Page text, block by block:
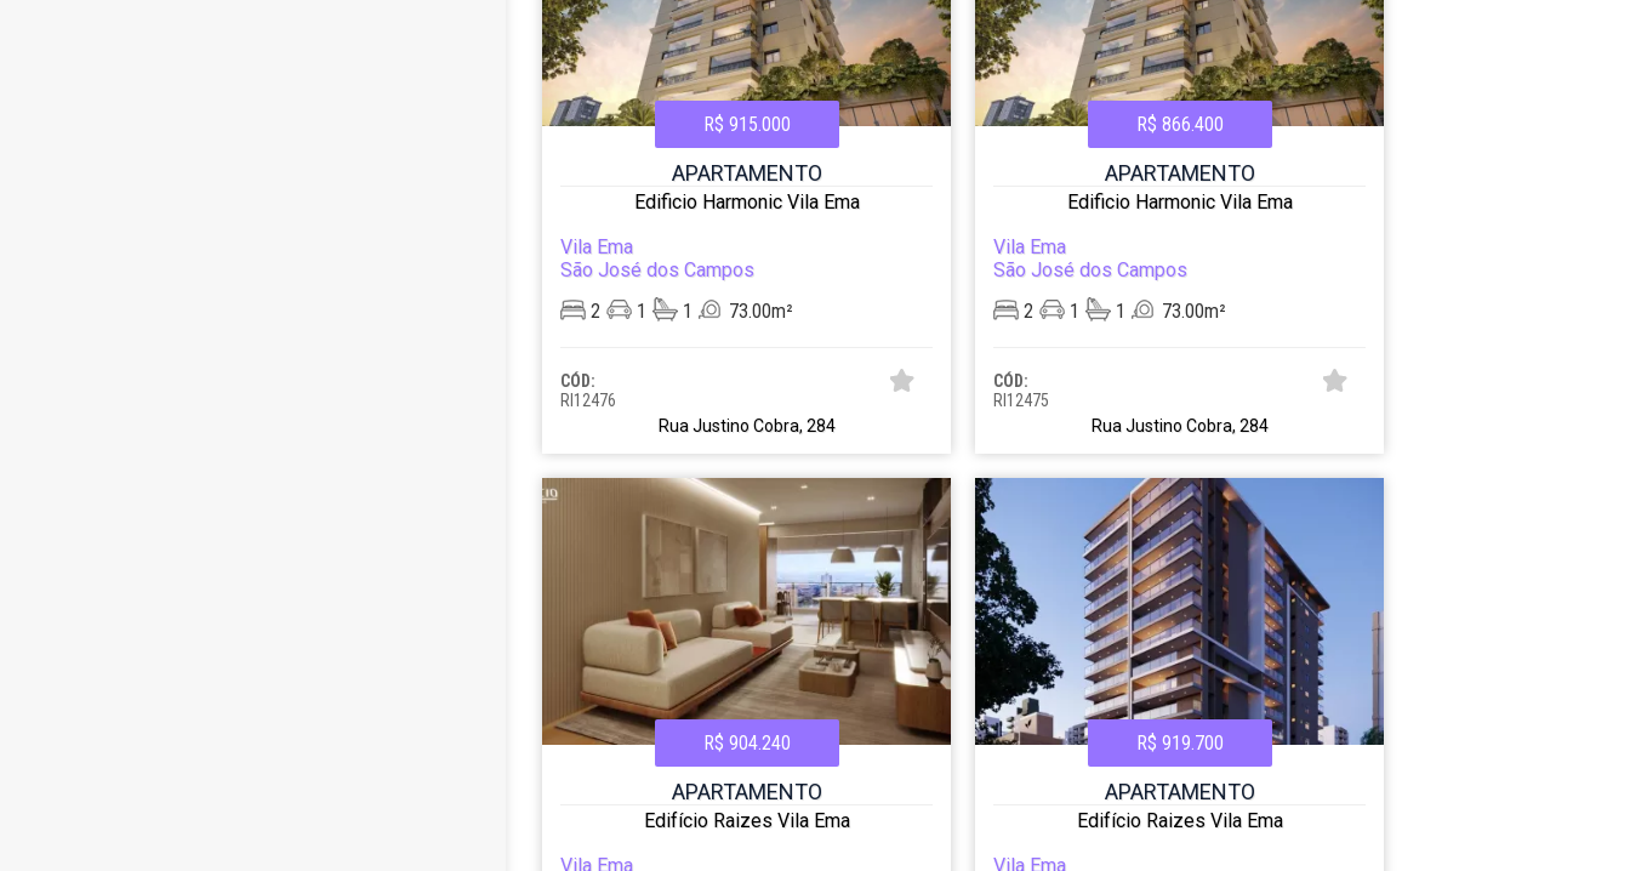
R$ 915.000
APARTAMENTO
Edificio Harmonic Vila Ema
Vila Ema
São José dos Campos
2
1 1 73.00m²
CÓD:
RI12476
Rua Justino Cobra, 284
R$ 866.400
APARTAMENTO
Edificio Harmonic Vila Ema
Vila Ema
São José dos Campos
2
1 1 73.00m²
CÓD:
RI12475
Rua Justino Cobra, 284
R$ 904.240
APARTAMENTO
Edifício Raizes Vila Ema
Vila Ema
R$ 919.700
APARTAMENTO
Edifício Raizes Vila Ema
Vila Ema